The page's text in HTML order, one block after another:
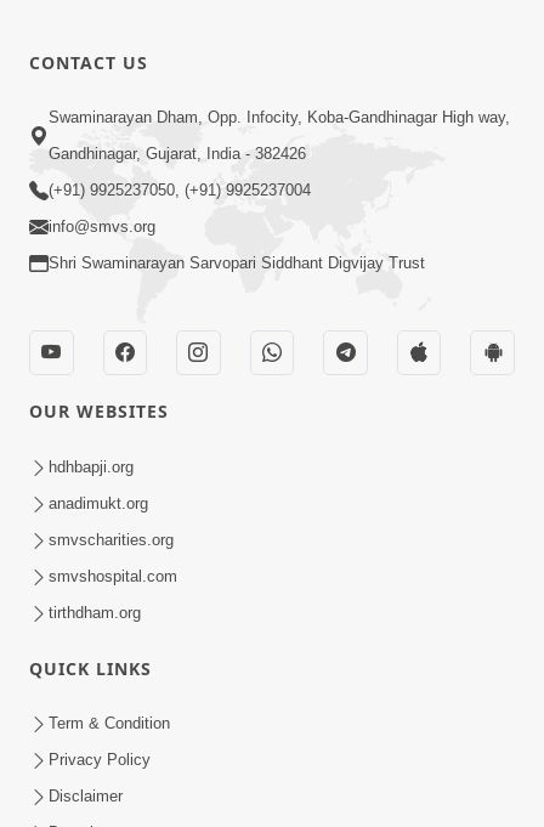
CONTACT US
Swaminarayan Dham, Opp. Infocity, Koba-Gandhinagar High way,
Gandhinagar, Gujarat, India - 382426
(+91) 9925237050, (+91) 9925237004
info@smvs.org
Shri Swaminarayan Sarvopari Siddhant Digvijay Trust
OUR WEBSITES
hdhbapji.org
anadimukt.org
smvscharities.org
smvshospital.com
tirthdham.org
QUICK LINKS
Term & Condition
Privacy Policy
Disclaimer